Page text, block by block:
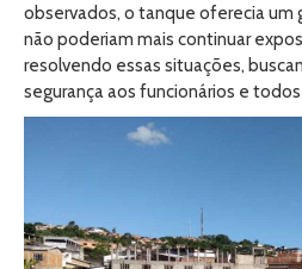
observados, o tanque oferecia um
não poderiam mais continuar
resolvendo essas situações,
segurança aos funcionários e